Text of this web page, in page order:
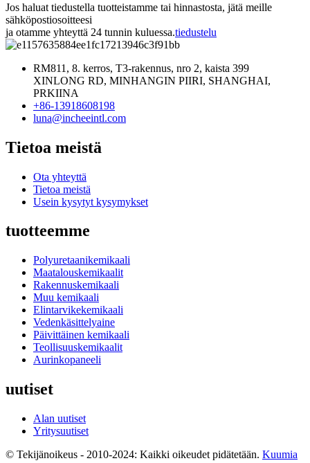
Jos haluat tiedustella tuotteistamme tai hinnastosta, jätä meille
sähköpostiosoitteesi
ja otamme yhteyttä 24 tunnin kuluessa.tiedustelu
RM811, 8. kerros, T3-rakennus, nro 2, kaista 399
XINLONG RD, MINHANGIN PIIRI, SHANGHAI,
PRKIINA
+86-13918608198
luna@incheeintl.com
Tietoa meistä
Ota yhteyttä
Tietoa meistä
Usein kysytyt kysymykset
tuotteemme
Polyuretaanikemikaali
Maatalouskemikaalit
Rakennuskemikaali
Muu kemikaali
Elintarvikekemikaali
Vedenkäsittelyaine
Päivittäinen kemikaali
Teollisuuskemikaalit
Aurinkopaneeli
uutiset
Alan uutiset
Yritysuutiset
© Tekijänoikeus - 2010-2024: Kaikki oikeudet pidätetään. Kuumia